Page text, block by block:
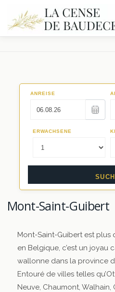
Le Corps de
Les Écuries
RÉSERVATIONS
Mont-Saint-Guibert
Mont-Saint-Guibert est plus
en Belgique, c’est un joyau
wallonne dans la province
Entouré de villes telles
Neuve, Chaumont, Walhain,